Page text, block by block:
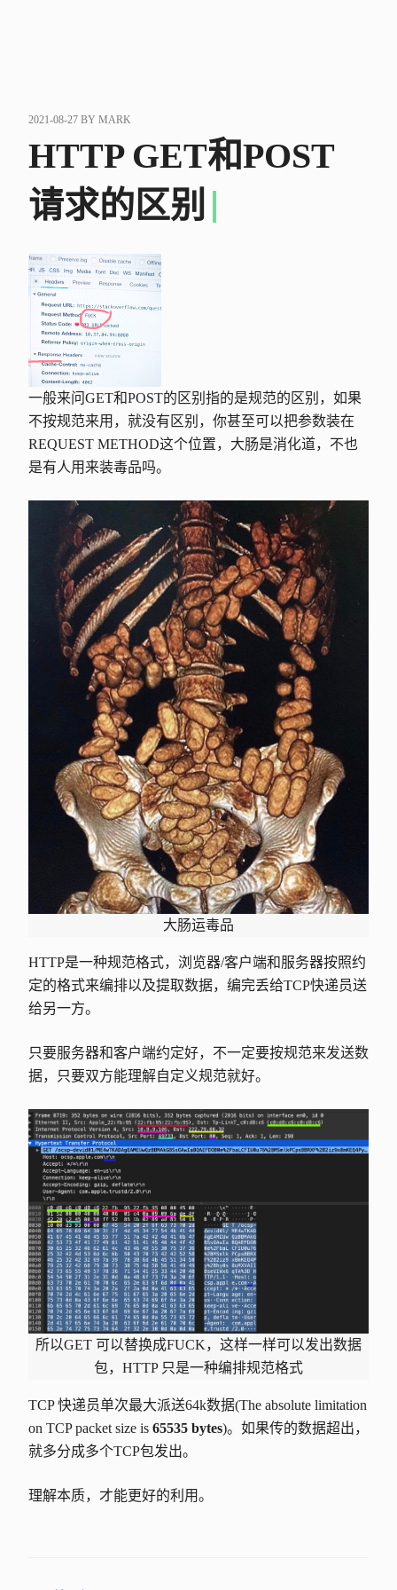
POSTED
2021-08-27 BY MARK
HTTP GET和POST
请求的区别
一般来问GET和POST的区别指的是规范的区别，如果
不按规范来用，就没有区别，你甚至可以把参数装在
REQUEST METHOD这个位置，大肠是消化道，不也
是有人用来装毒品吗。
大肠运毒品
HTTP是一种规范格式，浏览器/客户端和服务器按照约
定的格式来编排以及提取数据，编完丢给TCP快递员送
给另一方。
只要服务器和客户端约定好，不一定要按规范来发送数
据，只要双方能理解自定义规范就好。
所以GET 可以替换成FUCK，这样一样可以发出数据
包，HTTP 只是一种编排规范格式
TCP 快递员单次最大派送64k数据(The absolute limitation
on TCP packet size is 65535 bytes)。如果传的数据超出，
就多分成多个TCP包发出。
理解本质，才能更好的利用。